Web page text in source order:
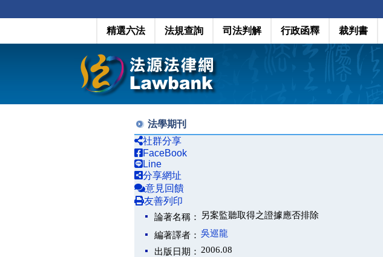
精選六法 法規查詢 司法判解 行政函釋 裁判書
法學期刊
社群分享
FaceBook
Line
分享網址
意見回饋
友善列印
論著名稱： 另案監聽取得之證據應否排除
編著譯者： 吳巡龍
出版日期： 2006.08